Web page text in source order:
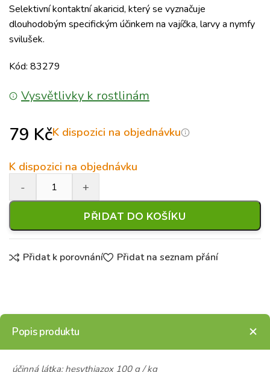
Selektivní kontaktní akaricid, který se vyznačuje
dlouhodobým specifickým účinkem na vajíčka, larvy a nymfy
svilušek.
Kód: 83279
Vysvětlivky k rostlinám
79 KčK dispozici na objednávku
K dispozici na objednávku
PŘIDAT DO KOŠÍKU
Přidat k porovnání Přidat na seznam přání
Popis produktu
účinná látka: hesythiazox 100 g / kg